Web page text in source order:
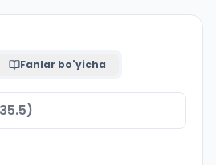
Fanlar bo'yicha